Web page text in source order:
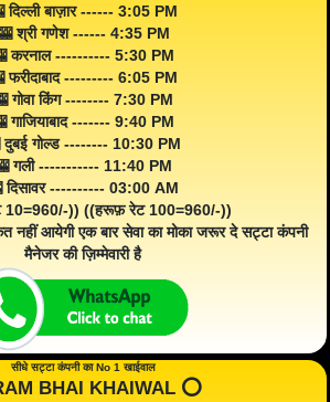
दिल्ली बाज़ार ------ 3:05 PM
श्री गणेश ------ 4:35 PM
करनाल ---------- 5:30 PM
फरीदाबाद --------- 6:05 PM
गोवा किंग -------- 7:30 PM
गाजियाबाद ------- 9:40 PM
दुबई गोल्ड -------- 10:30 PM
गली ----------- 11:40 PM
दिसावर ---------- 03:00 AM
10=960/-)) ((हरूफ़ रेट 100=960/-))
नहीं आयेगी एक बार सेवा का मोका जरूर दे सट्टा कंपनी
मैनेजर की ज़िम्मेवारी है
सीधे सट्टा कंपनी का No 1 खाईवाल
BHAI KHAIWAL ⭕️